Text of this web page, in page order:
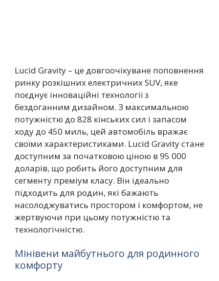
Lucid Gravity – це довгоочікуване поповнення
ринку розкішних електричних SUV, яке
поєднує інноваційні технології з
бездоганним дизайном. З максимальною
потужністю до 828 кінських сил і запасом
ходу до 450 миль, цей автомобіль вражає
своїми характеристиками. Lucid Gravity стане
доступним за початковою ціною в 95 000
доларів, що робить його доступним для
сегменту преміум класу. Він ідеально
підходить для родин, які бажають
насолоджуватись простором і комфортом, не
жертвуючи при цьому потужністю та
технологічністю.
Мінівени майбутнього для родинного
комфорту